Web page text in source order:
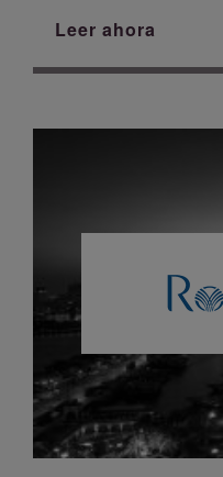
Leer ahora